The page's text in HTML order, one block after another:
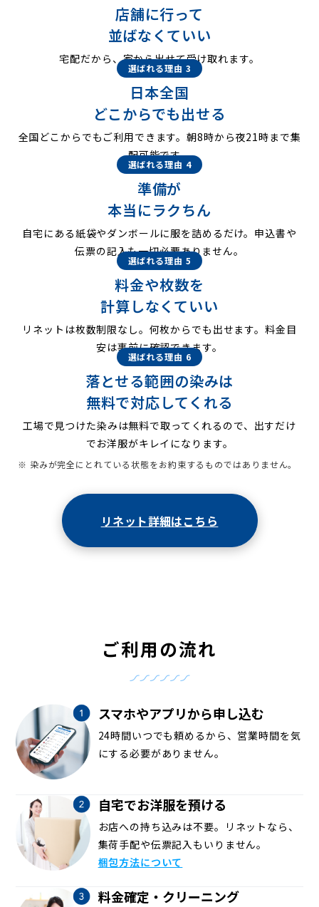
店舗に行って
並ばなくていい
宅配だから、家から出せて受け取れます。
選ばれる理由 3
日本全国
どこからでも出せる
全国どこからでもご利用できます。朝8時から夜21時まで集
配可能です。
選ばれる理由 4
準備が
本当にラクちん
自宅にある紙袋やダンボールに服を詰めるだけ。申込書や
伝票の記入も一切必要ありません。
選ばれる理由 5
料金や枚数を
計算しなくていい
リネットは枚数制限なし。何枚からでも出せます。料金目
安は事前に確認できます。
選ばれる理由 6
落とせる範囲の染みは
無料で対応してくれる
工場で見つけた染みは無料で取ってくれるので、出すだけ
でお洋服がキレイになります。
※ 染みが完全にとれている状態をお約束するものではありません。
リネット詳細はこちら
ご利用の流れ
スマホやアプリから申し込む
24時間いつでも頼めるから、営業時間を気
にする必要がありません。
自宅でお洋服を預ける
お店への持ち込みは不要。リネットなら、
集荷手配や伝票記入もいりません。
梱包方法について
料金確定・クリーニング